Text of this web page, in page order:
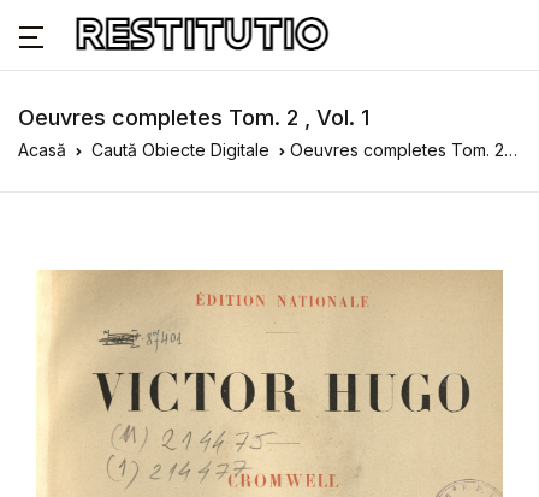
Oeuvres completes Tom. 2 , Vol. 1
Acasă Caută Obiecte Digitale Oeuvres completes Tom. 2 , Vol. 1